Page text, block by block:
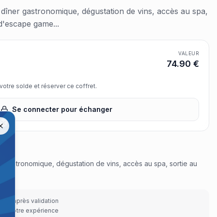
gastronomique, dégustation de vins, accès au spa,
game...
VALEUR
74.90 €
solde et réserver ce coffret.
Se connecter pour échanger
dégustation de vins, accès au spa, sortie au
après validation
de votre expérience
Close